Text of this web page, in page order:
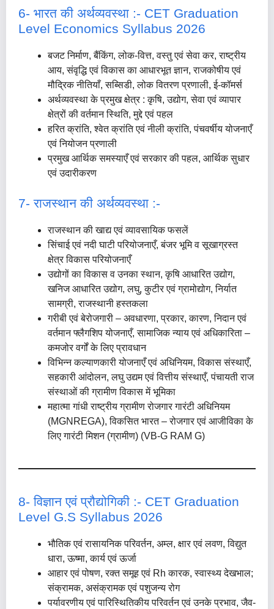
6- भारत की अर्थव्यवस्था :- CET Graduation
Level Economics Syllabus 2026
बजट निर्माण, बैंकिंग, लोक-वित्त, वस्तु एवं सेवा कर, राष्ट्रीय
आय, संवृद्धि एवं विकास का आधारभूत ज्ञान, राजकोषीय एवं
मौद्रिक नीतियाँ, सब्सिडी, लोक वितरण प्रणाली, ई-कॉमर्स
अर्थव्यवस्था के प्रमुख क्षेत्र : कृषि, उद्योग, सेवा एवं व्यापार
क्षेत्रों की वर्तमान स्थिति, मुद्दे एवं पहल
हरित क्रांति, श्वेत क्रांति एवं नीली क्रांति, पंचवर्षीय योजनाएँ
एवं नियोजन प्रणाली
प्रमुख आर्थिक समस्याएँ एवं सरकार की पहल, आर्थिक सुधार
एवं उदारीकरण
7- राजस्थान की अर्थव्यवस्था :-
राजस्थान की खाद्य एवं व्यावसायिक फसलें
सिंचाई एवं नदी घाटी परियोजनाएँ, बंजर भूमि व सूखाग्रस्त
क्षेत्र विकास परियोजनाएँ
उद्योगों का विकास व उनका स्थान, कृषि आधारित उद्योग,
खनिज आधारित उद्योग, लघु, कुटीर एवं ग्रामोद्योग, निर्यात
सामग्री, राजस्थानी हस्तकला
गरीबी एवं बेरोजगारी – अवधारणा, प्रकार, कारण, निदान एवं
वर्तमान फ्लैगशिप योजनाएँ, सामाजिक न्याय एवं अधिकारिता –
कमजोर वर्गों के लिए प्रावधान
विभिन्न कल्याणकारी योजनाएँ एवं अधिनियम, विकास संस्थाएँ,
सहकारी आंदोलन, लघु उद्यम एवं वित्तीय संस्थाएँ, पंचायती राज
संस्थाओं की ग्रामीण विकास में भूमिका
महात्मा गांधी राष्ट्रीय ग्रामीण रोजगार गारंटी अधिनियम
(MGNREGA), विकसित भारत – रोजगार एवं आजीविका के
लिए गारंटी मिशन (ग्रामीण) (VB-G RAM G)
8- विज्ञान एवं प्रौद्योगिकी :- CET Graduation
Level G.S Syllabus 2026
भौतिक एवं रासायनिक परिवर्तन, अम्ल, क्षार एवं लवण, विद्युत
धारा, ऊष्मा, कार्य एवं ऊर्जा
आहार एवं पोषण, रक्त समूह एवं Rh कारक, स्वास्थ्य देखभाल;
संक्रामक, असंक्रामक एवं पशुजन्य रोग
पर्यावरणीय एवं पारिस्थितिकीय परिवर्तन एवं उनके प्रभाव, जैव-